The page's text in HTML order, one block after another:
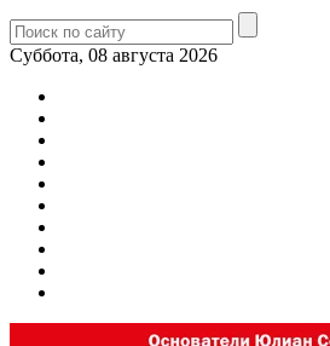
Суббота, 08 августа 2026